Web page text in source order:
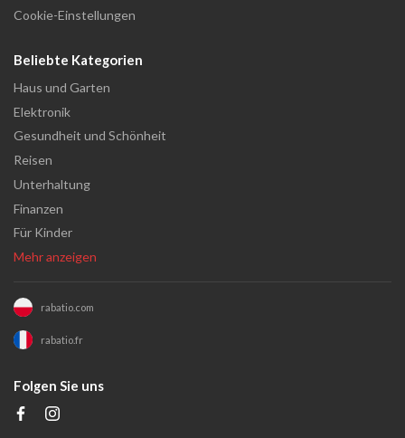
Cookie-Einstellungen
Beliebte Kategorien
Haus und Garten
Elektronik
Gesundheit und Schönheit
Reisen
Unterhaltung
Finanzen
Für Kinder
Mehr anzeigen
rabatio.com
rabatio.fr
Folgen Sie uns